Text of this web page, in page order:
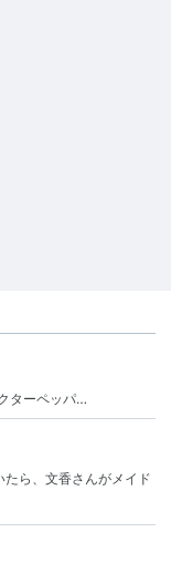
ターペッパ…
ら、文香さんがメイド